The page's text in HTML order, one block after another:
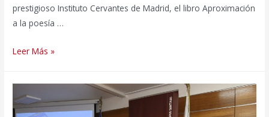
prestigioso Instituto Cervantes de Madrid, el libro Aproximación
a la poesía …
Editorial
en
el
Leer Más »